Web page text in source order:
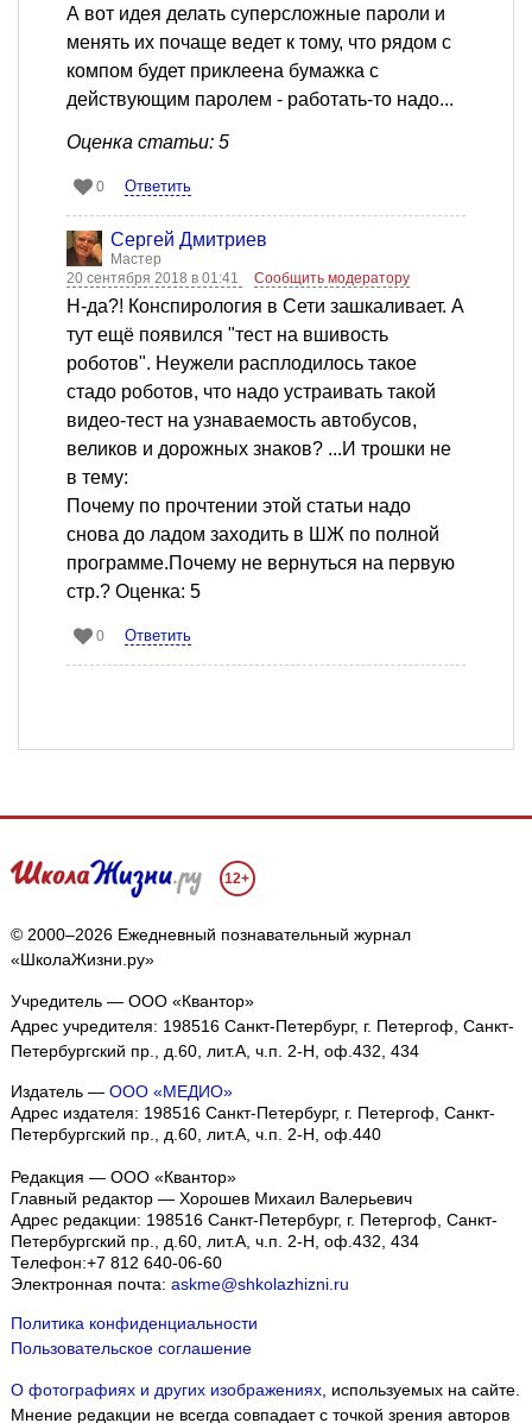
А вот идея делать суперсложные пароли и
менять их почаще ведет к тому, что рядом с
компом будет приклеена бумажка с
действующим паролем - работать-то надо...
Оценка статьи: 5
0 Ответить
Сергей Дмитриев
Мастер
20 сентября 2018 в 01:41
Сообщить модератору
Н-да?! Конспирология в Сети зашкаливает. А
тут ещё появился "тест на вшивость
роботов". Неужели расплодилось такое
стадо роботов, что надо устраивать такой
видео-тест на узнаваемость автобусов,
великов и дорожных знаков? ...И трошки не
в тему:
Почему по прочтении этой статьи надо
снова до ладом заходить в ШЖ по полной
программе.Почему не вернуться на первую
стр.? Оценка: 5
0 Ответить
12+
© 2000–2026 Ежедневный познавательный журнал
«ШколаЖизни.ру»
Учредитель — ООО «Квантор»
Адрес учредителя: 198516 Санкт-Петербург, г. Петергоф, Санкт-
Петербургский пр., д.60, лит.А, ч.п. 2-Н, оф.432, 434
Издатель — ООО «МЕДИО»
Адрес издателя: 198516 Санкт-Петербург, г. Петергоф, Санкт-
Петербургский пр., д.60, лит.А, ч.п. 2-Н, оф.440
Редакция — ООО «Квантор»
Главный редактор — Хорошев Михаил Валерьевич
Адрес редакции: 198516 Санкт-Петербург, г. Петергоф, Санкт-
Петербургский пр., д.60, лит.А, ч.п. 2-Н, оф.432, 434
Телефон:+7 812 640-06-60
Электронная почта: askme@shkolazhizni.ru
Политика конфиденциальности
Пользовательское соглашение
О фотографиях и других изображениях, используемых на сайте.
Мнение редакции не всегда совпадает с точкой зрения авторов